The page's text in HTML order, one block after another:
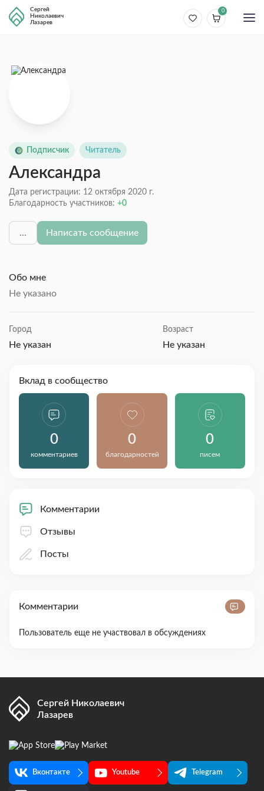
Сергей
Николаевич
Лазарев
0
Подписчик Читатель
Александра
Дата регистрации: 12 октября 2020 г.
Благодарность участников:
0
... Написать сообщение
Обо мне
Не указано
Город
Не указан
Возраст
Не указан
Вклад в сообщество
0
комментариев
0
благодарностей
0
писем
Комментарии
Отзывы
Посты
Комментарии
Пользователь еще не участвовал в обсуждениях
Сергей Николаевич
Лазарев
Вконтакте Youtube Telegram